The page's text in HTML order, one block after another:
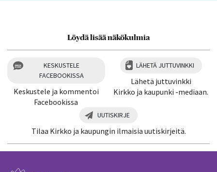
Löydä lisää näkökulmia
KESKUSTELE
FACEBOOKISSA
Keskustele ja kommentoi
Facebookissa
LÄHETÄ JUTTUVINKKI
Lähetä juttuvinkki
Kirkko ja kaupunki -mediaan.
UUTISKIRJE
Tilaa Kirkko ja kaupungin ilmaisia uutiskirjeitä.